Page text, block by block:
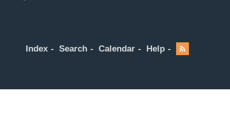
Index Search Calendar Help